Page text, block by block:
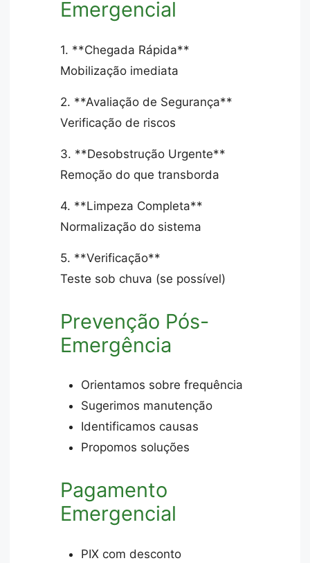
Emergencial
1. **Chegada Rápida**
Mobilização imediata
2. **Avaliação de Segurança**
Verificação de riscos
3. **Desobstrução Urgente**
Remoção do que transborda
4. **Limpeza Completa**
Normalização do sistema
5. **Verificação**
Teste sob chuva (se possível)
Prevenção Pós-
Emergência
Orientamos sobre frequência
Sugerimos manutenção
Identificamos causas
Propomos soluções
Pagamento
Emergencial
PIX com desconto